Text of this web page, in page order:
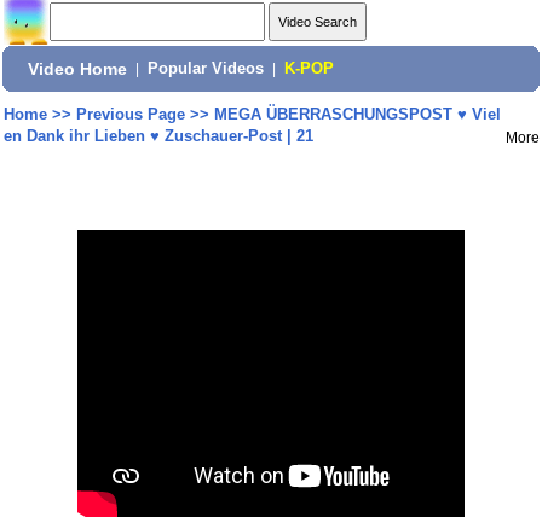
Video Home Popular Videos K-POP
Home>> Previous Page>> MEGA ÜBERRASCHUNGSPOST ♥ Viel
en Dank ihr Lieben ♥ Zuschauer-Post | 21
More